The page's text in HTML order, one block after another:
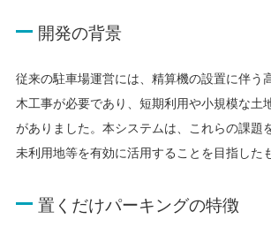
開発の背景
従来の駐車場運営には、精算機の設置に伴う
木工事が必要であり、短期利用や小規模な土
がありました。本システムは、これらの課題
未利用地等を有効に活用することを目指した
置くだけパーキングの特徴